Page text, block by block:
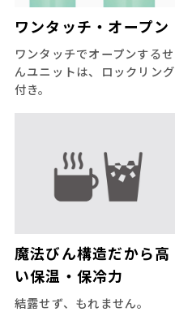
ワンタッチ・オープン
ワンタッチでオープンするせ
んユニットは、ロックリング
付き。
魔法びん構造だから高
い保温・保冷力
結露せず、もれません。